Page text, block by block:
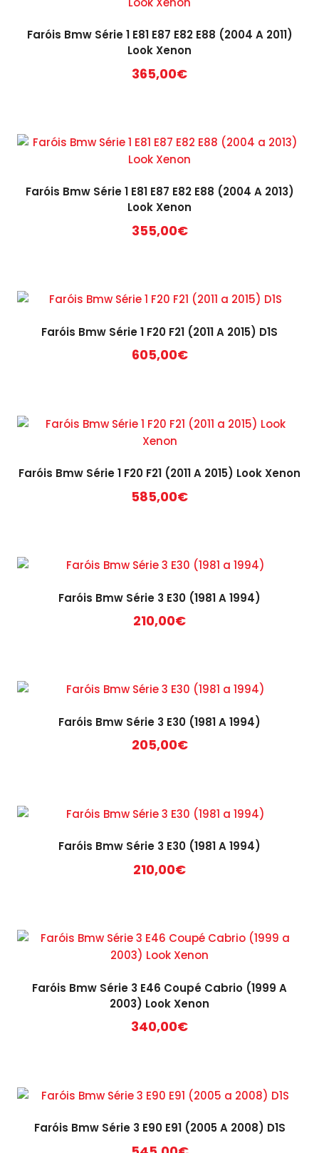
Faróis Bmw Série 1 E81 E87 E82 E88 (2004 A 2011)
Look Xenon
365,00€
Faróis Bmw Série 1 E81 E87 E82 E88 (2004 A 2013)
Look Xenon
355,00€
Faróis Bmw Série 1 F20 F21 (2011 A 2015) D1S
605,00€
Faróis Bmw Série 1 F20 F21 (2011 A 2015) Look Xenon
585,00€
Faróis Bmw Série 3 E30 (1981 A 1994)
210,00€
Faróis Bmw Série 3 E30 (1981 A 1994)
205,00€
Faróis Bmw Série 3 E30 (1981 A 1994)
210,00€
Faróis Bmw Série 3 E46 Coupé Cabrio (1999 A
2003) Look Xenon
340,00€
Faróis Bmw Série 3 E90 E91 (2005 A 2008) D1S